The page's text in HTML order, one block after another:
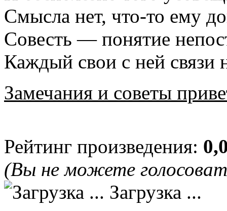
Смысла нет, что-то ему
Совесть — понятие
Каждый свои с ней связи
Замечания и советы
Рейтинг произведения:
(Вы не можете
Загрузка ...